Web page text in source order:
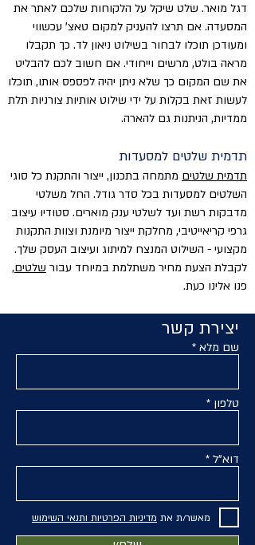
דגל מואר. שלט שיקל על הלקוחות שלכם לאתר את
המסעדה. אם תרצו להעניק למקום טאצ' עכשווי
ומעודכן תוכלו לבחור בשילוט ניאון לד. כך תקבלו
מראה בולט, מרשים וייחודי. אם חשוב לכם להבליט
את שם המקום כך שלא ניתן יהיה לפספס אותו, תוכלו
לעשות זאת בקלות על ידי שילוט אותיות צורניות תלת
ממדיות, הניתנות גם להארה.
תדמית שלטים למסעדות
תדמית שלטים מתמחה בתכנון, ייצור והתקנת כל סוגי
השלטים למסעדות בכל סדר גודל. החל משלטי
מדבקות רשת ועד לשלטי ענק מוארים. סטודיו עיצוב
גרפי קריאייטיבי, מחלקת ייצור מיומנת וצוות התקנות
מקצועי - השילוט המנצח למיתוג ועיצוב העסק שלך.
לקבלת הצעת מחיר משתלמת במיוחד עבור שלטים,
פנו אלינו כעת.
יצירת קשר
שם מלא
טלפון
דוא"ל
מאשר/ת את מדיניות הפרטיות ותנאי השימוש